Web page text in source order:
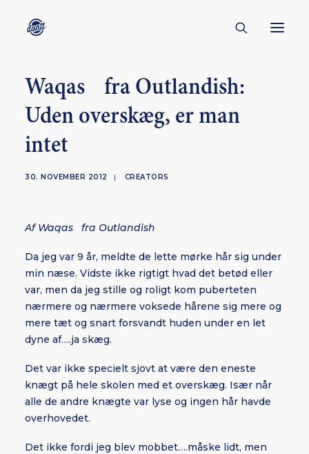
CONTACT
ABOUT
ENGLISH
Waqas fra Outlandish:
Uden overskæg, er man
intet
30. NOVEMBER 2012 | CREATORS
Af Waqas fra Outlandish
Da jeg var 9 år, meldte de lette mørke hår sig under
min næse. Vidste ikke rigtigt hvad det betød eller
var, men da jeg stille og roligt kom puberteten
nærmere og nærmere voksede hårene sig mere og
mere tæt og snart forsvandt huden under en let
dyne af….ja skæg.
Det var ikke specielt sjovt at være den eneste
knægt på hele skolen med et overskæg. Især når
alle de andre knægte var lyse og ingen hår havde
overhovedet.
Det ikke fordi jeg blev mobbet….måske lidt, men